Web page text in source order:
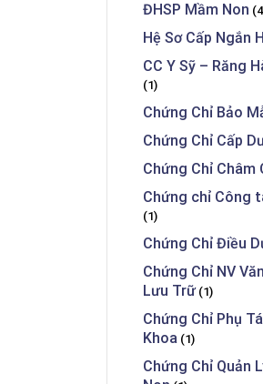
ĐHSP Mầm Non
Hệ Sơ Cấp Ngắn
CC Y Sỹ – Răng
(1)
Chứng Chỉ Bảo
Chứng Chỉ Cấp
Chứng Chỉ Châm
Chứng chỉ Công
(1)
Chứng Chỉ Điều
Chứng Chỉ NV
Lưu Trữ(1)
Chứng Chỉ Phụ
Khoa (1)
Chứng Chỉ Quản